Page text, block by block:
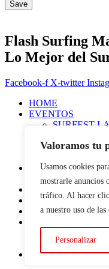
Valoramos tu
Usamos cookies
mostrarle anuncios
tráfico. Al hacer
a nuestro uso de las
Personalizar
Flash Surfing
Lo Mejor del
Facebook-f X-twitter
HOME
EVENTOS
SURFEST
#MAGAZINE
🔴 LIVE
TEASERS &